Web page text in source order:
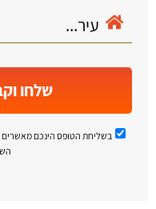
שלחו
בשליחת הטופס הינכם